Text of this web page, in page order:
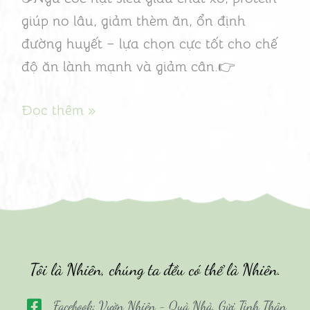
giúp no lâu, giảm thèm ăn, ổn định
đường huyết – lựa chọn cực tốt cho chế
độ ăn lành mạnh và giảm cân.👉
giảm
thèm
ăn?
Đọc thêm »
Tôi là Nhiên, chúng ta đều có thể là Nhiên.
Facebook: Vườn Nhiên - Quà Nhà, Gửi Tình Thân